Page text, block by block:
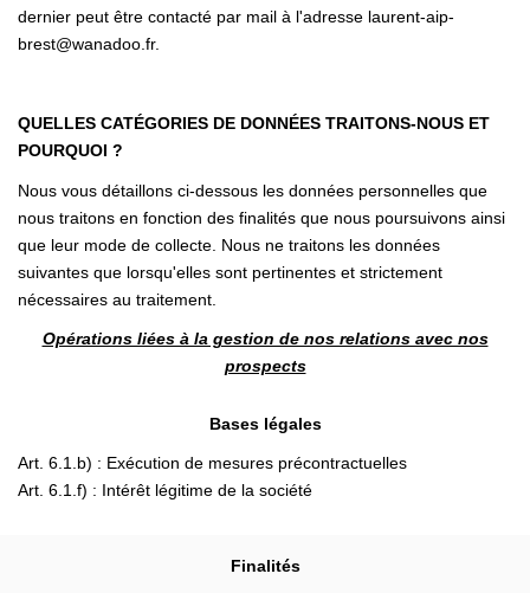
dernier peut être contacté par mail à l'adresse laurent-aip-
brest@wanadoo.fr.
QUELLES CATÉGORIES DE DONNÉES TRAITONS-NOUS ET
POURQUOI ?
Nous vous détaillons ci-dessous les données personnelles que
nous traitons en fonction des finalités que nous poursuivons ainsi
que leur mode de collecte. Nous ne traitons les données
suivantes que lorsqu'elles sont pertinentes et strictement
nécessaires au traitement.
Opérations liées à la gestion de nos relations avec nos
prospects
Bases légales
Art. 6.1.b) : Exécution de mesures précontractuelles
Art. 6.1.f) : Intérêt légitime de la société
Finalités